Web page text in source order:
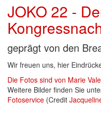
JOKO 22 -
geprägt von den
Wir freuen uns, hier
Die Fotos sind von Marie
Weitere Bilder finden Sie
Fotoservice (Credit